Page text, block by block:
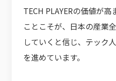
TECH PLAYERの価値が
ことこそが、日本の産業
していくと信じ、テック
を進めています。